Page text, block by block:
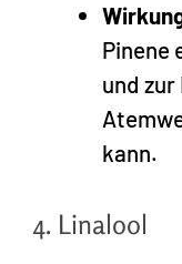
Pinene
und
kann.
4. Linalool